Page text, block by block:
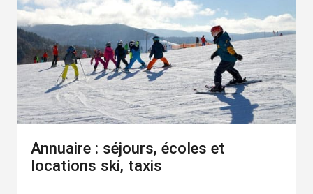
Annuaire : séjours, écoles et
locations ski, taxis